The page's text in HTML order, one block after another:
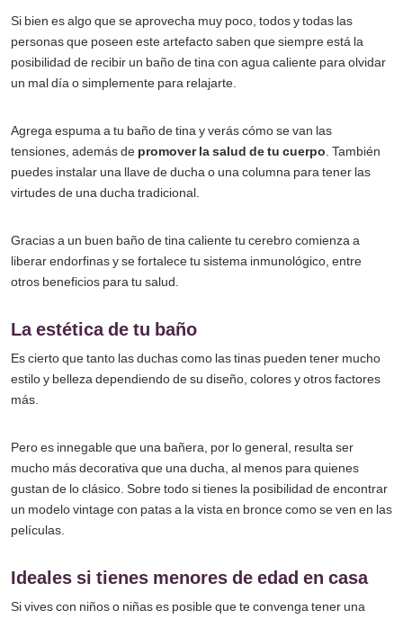
Si bien es algo que se aprovecha muy poco, todos y todas las
personas que poseen este artefacto saben que siempre está la
posibilidad de recibir un baño de tina con agua caliente para olvidar
un mal día o simplemente para relajarte.
Agrega espuma a tu baño de tina y verás cómo se van las
tensiones, además de promover la salud de tu cuerpo . También
puedes instalar una llave de ducha o una columna para tener las
virtudes de una ducha tradicional.
Gracias a un buen baño de tina caliente tu cerebro comienza a
liberar endorfinas y se fortalece tu sistema inmunológico, entre
otros beneficios para tu salud.
La estética de tu baño
Es cierto que tanto las duchas como las tinas pueden tener mucho
estilo y belleza dependiendo de su diseño, colores y otros factores
más.
Pero es innegable que una bañera, por lo general, resulta ser
mucho más decorativa que una ducha, al menos para quienes
gustan de lo clásico. Sobre todo si tienes la posibilidad de encontrar
un modelo vintage con patas a la vista en bronce como se ven en las
películas.
Ideales si tienes menores de edad en casa
Si vives con niños o niñas es posible que te convenga tener una